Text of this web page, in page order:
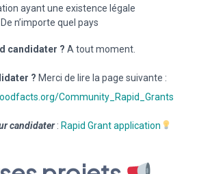
ayant une existence légale
De n’importe quel pays
candidater ? A tout moment.
? Merci de lire la page suivante :
Community_Rapid_Grants
candidater: Rapid Grant application